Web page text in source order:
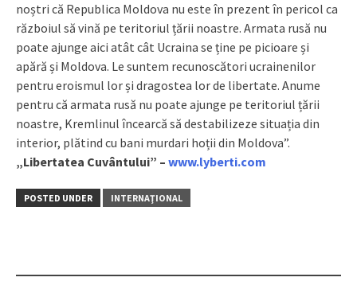
noștri că Republica Moldova nu este în prezent în pericol ca
războiul să vină pe teritoriul țării noastre. Armata rusă nu
poate ajunge aici atât cât Ucraina se ține pe picioare și
apără și Moldova. Le suntem recunoscători ucrainenilor
pentru eroismul lor și dragostea lor de libertate. Anume
pentru că armata rusă nu poate ajunge pe teritoriul țării
noastre, Kremlinul încearcă să destabilizeze situația din
interior, plătind cu bani murdari hoții din Moldova”.
„Libertatea Cuvântului” – www.lyberti.com
POSTED UNDER INTERNAŢIONAL